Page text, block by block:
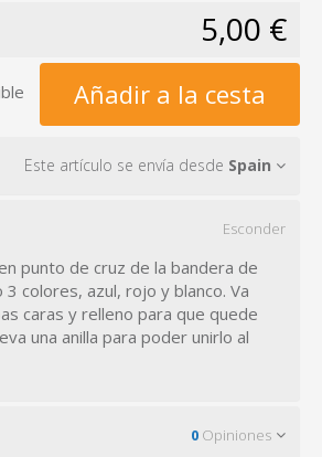
5,00 €
Añadir a la cesta
Este artículo se envía desde Spain
Esconder
punto de cruz de la bandera de
3 colores, azul, rojo y blanco. Va
caras y relleno para que quede
una anilla para poder unirlo al
0 Opiniones